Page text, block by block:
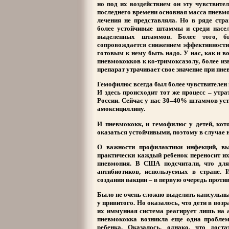
но под их воздействием он эту
последнего времени основная масса
лечения не представляла. Но в ряде
более устойчивые штаммы и среди
выделенных штаммов. Более того,
сопровождается снижением
готовым к нему быть надо. У нас, как и
пневмококков к ко-тримоксазолу, более
препарат утрачивает свое значение при
Гемофилюс всегда был более
И здесь происходит тот же процесс –
России. Сейчас у нас 30–40% штаммов
амоксициллину.
И пневмококк, и гемофилюс у детей,
оказаться устойчивыми, поэтому в
О важности профилактики инфекций,
практически каждый ребенок переносит
пневмония. В США подсчитали, что для
антибиотиков, используемых в
создания вакцин – в первую очередь
Было не очень сложно выделить
у привитого. Но оказалось, что дети в
их иммунная система реагирует лишь
пневмококка возникла еще одна
ребенка. Оказалось, однако, что